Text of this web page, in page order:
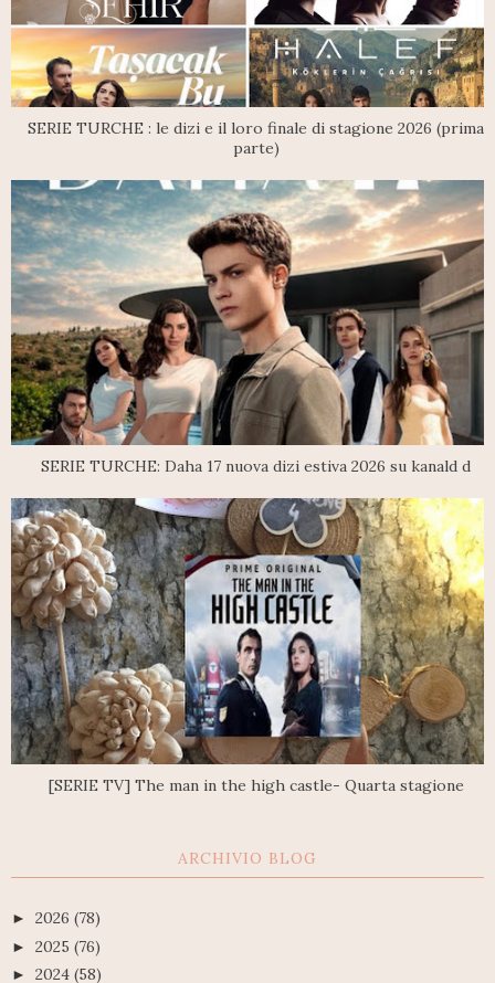
SERIE TURCHE : le dizi e il loro finale di stagione 2026 (prima
parte)
SERIE TURCHE: Daha 17 nuova dizi estiva 2026 su kanald d
[SERIE TV] The man in the high castle- Quarta stagione
ARCHIVIO BLOG
► 2026 (78)
► 2025 (76)
► 2024 (58)